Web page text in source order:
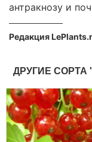
антракнозу и
Редакция
ДРУГИЕ